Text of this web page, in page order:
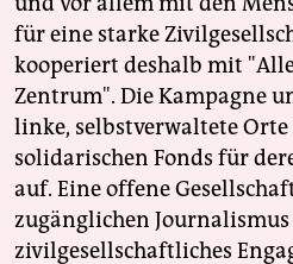
für eine starke
kooperiert deshalb mit
Zentrum". Die Kampagne
linke, selbstverwaltete
solidarischen Fonds für
auf. Eine offene
zugänglichen Journalismus
zivilgesellschaftliches